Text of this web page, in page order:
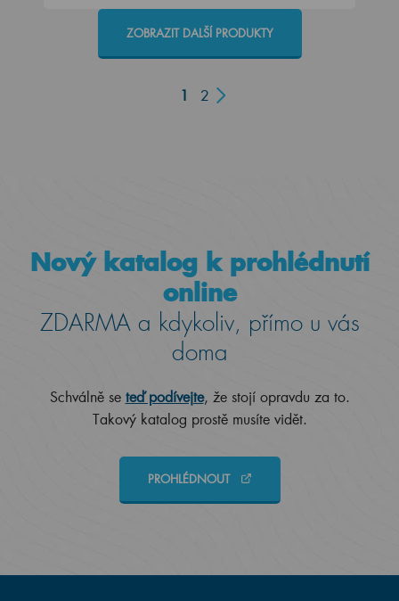
ZOBRAZIT DALŠÍ PRODUKTY
1 2
Nový katalog k prohlédnutí
online
ZDARMA a kdykoliv, přímo u vás
doma
Schválně se teď podívejte, že stojí opravdu za to.
Takový katalog prostě musíte vidět.
PROHLÉDNOUT